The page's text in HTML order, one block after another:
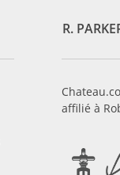
R.
affilié à